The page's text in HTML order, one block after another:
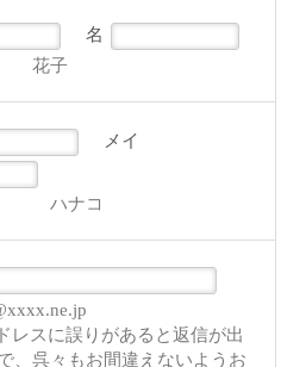
名
花子
メイ
ハナコ
レスに誤りがあると返信が出
、呉々もお間違えないようお